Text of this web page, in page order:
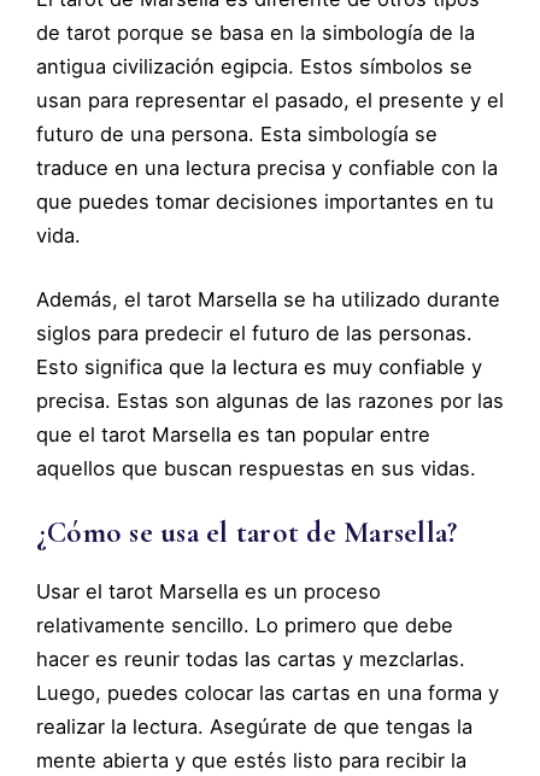
de tarot porque se basa en la simbología de la
antigua civilización egipcia. Estos símbolos se
usan para representar el pasado, el presente y el
futuro de una persona. Esta simbología se
traduce en una lectura precisa y confiable con la
que puedes tomar decisiones importantes en tu
vida.
Además, el tarot Marsella se ha utilizado durante
siglos para predecir el futuro de las personas.
Esto significa que la lectura es muy confiable y
precisa. Estas son algunas de las razones por las
que el tarot Marsella es tan popular entre
aquellos que buscan respuestas en sus vidas.
¿Cómo se usa el tarot de Marsella?
Usar el tarot Marsella es un proceso
relativamente sencillo. Lo primero que debe
hacer es reunir todas las cartas y mezclarlas.
Luego, puedes colocar las cartas en una forma y
realizar la lectura. Asegúrate de que tengas la
mente abierta y que estés listo para recibir la